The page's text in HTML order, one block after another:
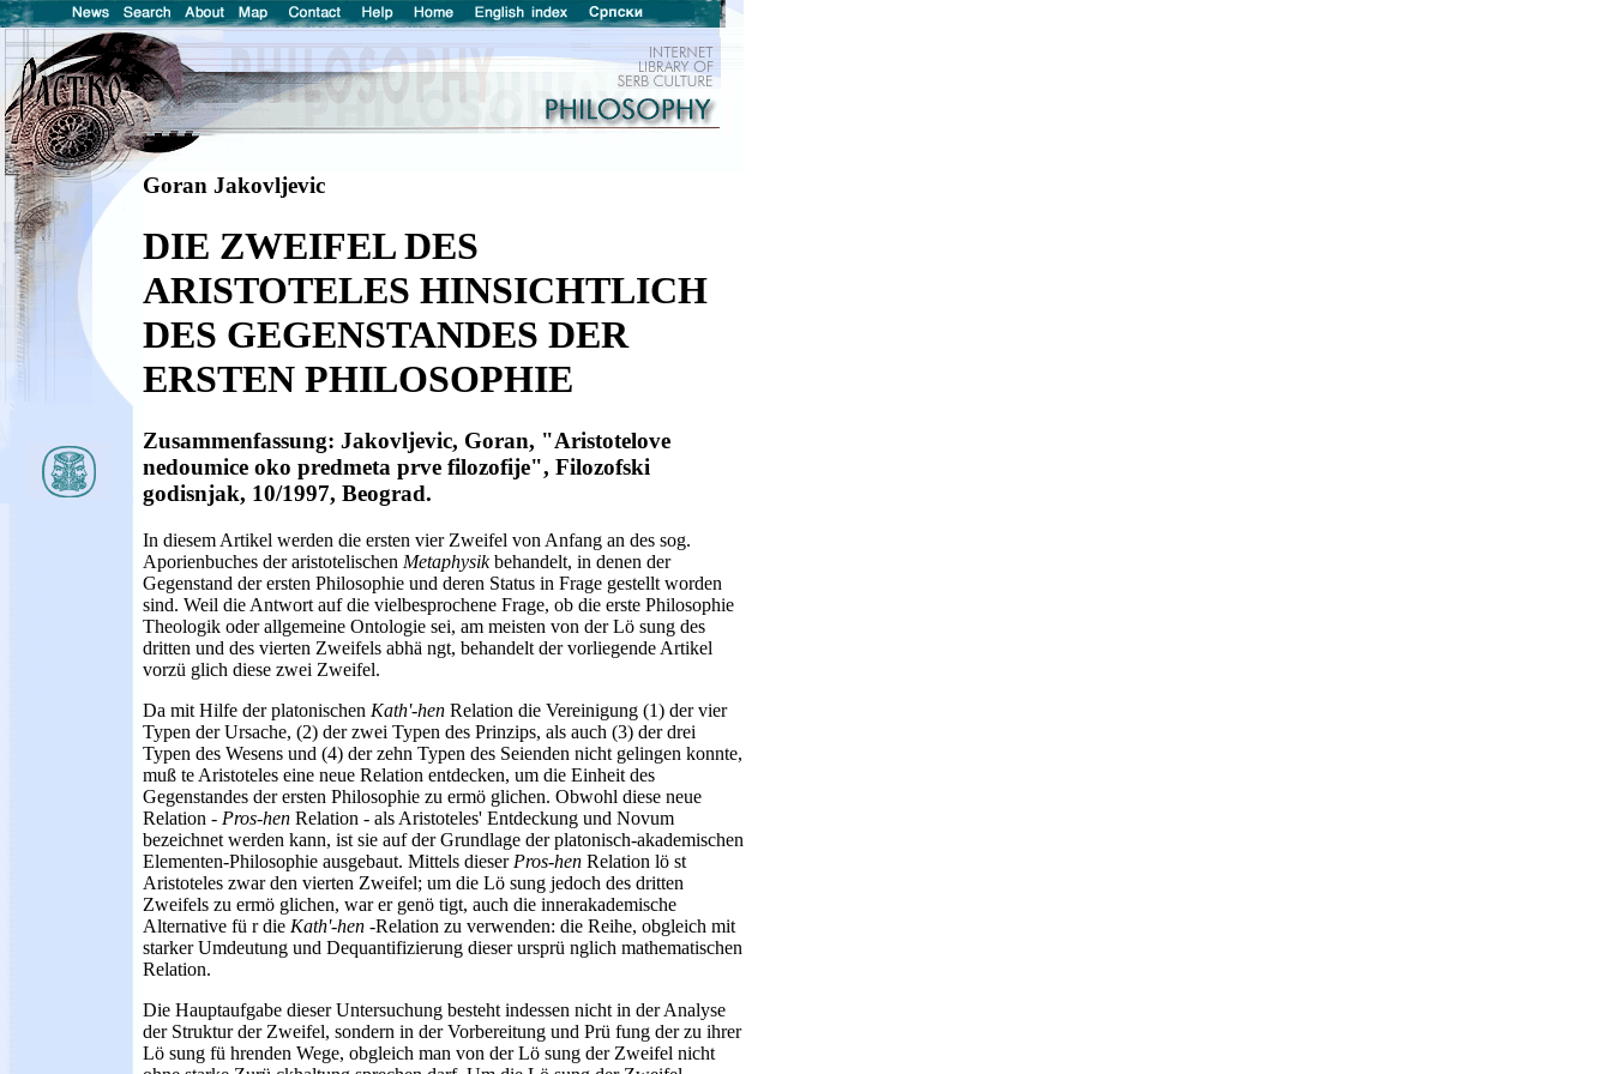
Goran Jakovljevic
DIE ZWEIFEL DES
ARISTOTELES HINSICHTLICH
DES GEGENSTANDES DER
ERSTEN PHILOSOPHIE
Zusammenfassung: Jakovljevic, Goran, "Aristotelove
nedoumice oko predmeta prve filozofije", Filozofski
godisnjak, 10/1997, Beograd.
In diesem Artikel werden die ersten vier Zweifel von Anfang an des sog.
Aporienbuches der aristotelischen Metaphysikbehandelt, in denen der
Gegenstand der ersten Philosophie und deren Status in Frage gestellt worden
sind. Weil die Antwort auf die vielbesprochene Frage, ob die erste Philosophie
Theologik oder allgemeine Ontologie sei, am meisten von der Lö sung des
dritten und des vierten Zweifels abhä ngt, behandelt der vorliegende Artikel
vorzü glich diese zwei Zweifel.
Da mit Hilfe der platonischen Kath'-hen Relation die Vereinigung (1) der vier
Typen der Ursache, (2) der zwei Typen des Prinzips, als auch (3) der drei
Typen des Wesens und (4) der zehn Typen des Seienden nicht gelingen konnte,
muß te Aristoteles eine neue Relation entdecken, um die Einheit des
Gegenstandes der ersten Philosophie zu ermö glichen. Obwohl diese neue
Relation - Pros-hen Relation - als Aristoteles' Entdeckung und Novum
bezeichnet werden kann, ist sie auf der Grundlage der platonisch-akademischen
Elementen-Philosophie ausgebaut. Mittels dieser Pros-hen Relation lö st
Aristoteles zwar den vierten Zweifel; um die Lö sung jedoch des dritten
Zweifels zu ermö glichen, war er genö tigt, auch die innerakademische
Alternative fü r die Kath'-hen -Relation zu verwenden: die Reihe, obgleich mit
starker Umdeutung und Dequantifizierung dieser ursprü nglich mathematischen
Relation.
Die Hauptaufgabe dieser Untersuchung besteht indessen nicht in der Analyse
der Struktur der Zweifel, sondern in der Vorbereitung und Prü fung der zu ihrer
Lö sung fü hrenden Wege, obgleich man von der Lö sung der Zweifel nicht